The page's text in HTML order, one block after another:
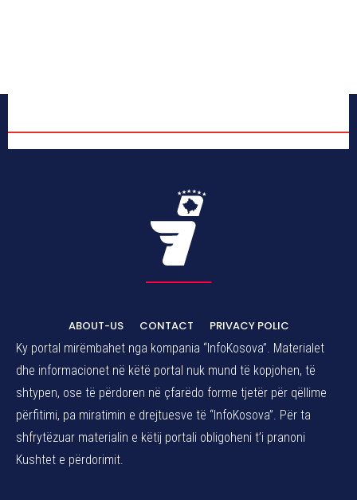
ABOUT-US CONTACT
PRIVACY POLIC
Ky portal mirëmbahet nga kompania “InfoKosova”. Materialet
dhe informacionet në këtë portal nuk mund të kopjohen, të
shtypen, ose të përdoren në çfarëdo forme tjetër për qëllime
përfitimi, pa miratimin e drejtuesve të “InfoKosova”. Për ta
shfrytëzuar materialin e këtij portali obligoheni t’i pranoni
Kushtet e përdorimit.